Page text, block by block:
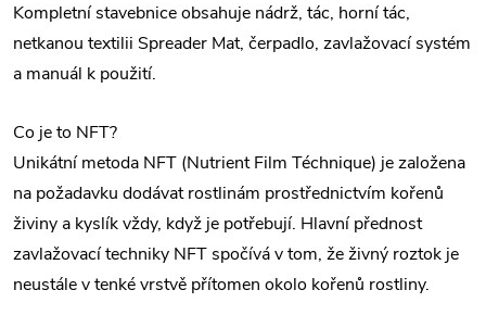
Kompletní stavebnice obsahuje nádrž, tác, horní tác,
netkanou textilii Spreader Mat, čerpadlo, zavlažovací systém
a manuál k použití.
Co je to NFT?
Unikátní metoda NFT (Nutrient Film Téchnique) je založena
na požadavku dodávat rostlinám prostřednictvím kořenů
živiny a kyslík vždy, když je potřebují. Hlavní přednost
zavlažovací techniky NFT spočívá v tom, že živný roztok je
neustále v tenké vrstvě přítomen okolo kořenů rostliny.